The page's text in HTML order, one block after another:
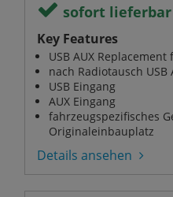
sofort lieferbar
Key Features
USB AUX
nach Radiotausch
USB Eingang
AUX Eingang
fahrzeugspezifisches
Originaleinbauplatz
Details ansehen